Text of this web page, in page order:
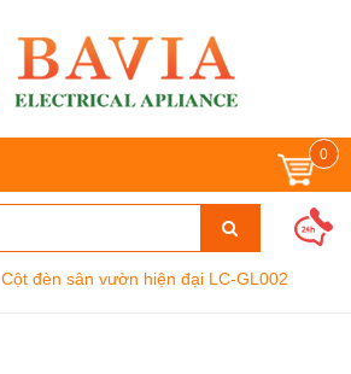
0
Cột đèn sân vườn hiện đại LC-GL002